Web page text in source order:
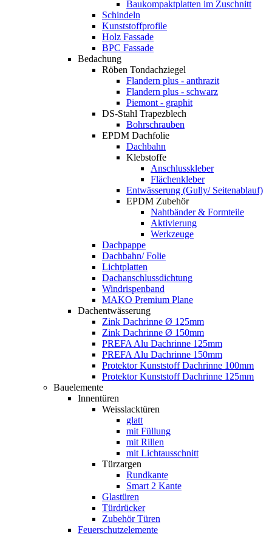
Baukompaktplatten im Zuschnitt
Schindeln
Kunststoffprofile
Holz Fassade
BPC Fassade
Bedachung
Röben Tondachziegel
Flandern plus - anthrazit
Flandern plus - schwarz
Piemont - graphit
DS-Stahl Trapezblech
Bohrschrauben
EPDM Dachfolie
Dachbahn
Klebstoffe
Anschlusskleber
Flächenkleber
Entwässerung (Gully/ Seitenablauf)
EPDM Zubehör
Nahtbänder & Formteile
Aktivierung
Werkzeuge
Dachpappe
Dachbahn/ Folie
Lichtplatten
Dachanschlussdichtung
Windrispenband
MAKO Premium Plane
Dachentwässerung
Zink Dachrinne Ø 125mm
Zink Dachrinne Ø 150mm
PREFA Alu Dachrinne 125mm
PREFA Alu Dachrinne 150mm
Protektor Kunststoff Dachrinne 100mm
Protektor Kunststoff Dachrinne 125mm
Bauelemente
Innentüren
Weisslacktüren
glatt
mit Füllung
mit Rillen
mit Lichtausschnitt
Türzargen
Rundkante
Smart 2 Kante
Glastüren
Türdrücker
Zubehör Türen
Feuerschutzelemente